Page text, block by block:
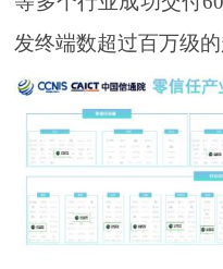
发终端数超过百万级